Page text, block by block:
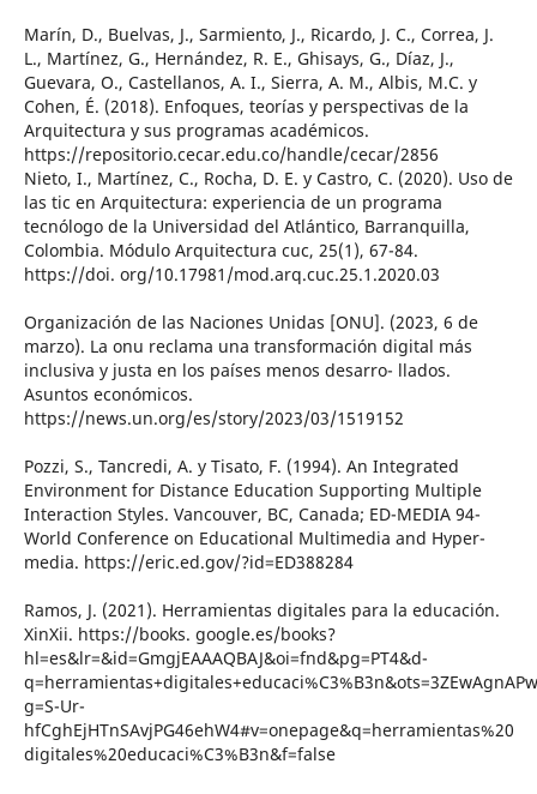
Marín, D., Buelvas, J., Sarmiento, J., Ricardo, J. C., Correa, J.
L., Martínez, G., Hernández, R. E., Ghisays, G., Díaz, J.,
Guevara, O., Castellanos, A. I., Sierra, A. M., Albis, M.C. y
Cohen, É. (2018). Enfoques, teorías y perspectivas de la
Arquitectura y sus programas académicos.
https://repositorio.cecar.edu.co/handle/cecar/2856
Nieto, I., Martínez, C., Rocha, D. E. y Castro, C. (2020). Uso de
las tic en Arquitectura: experiencia de un programa
tecnólogo de la Universidad del Atlántico, Barranquilla,
Colombia. Módulo Arquitectura cuc, 25(1), 67-84.
https://doi. org/10.17981/mod.arq.cuc.25.1.2020.03
Organización de las Naciones Unidas [ONU]. (2023, 6 de
marzo). La onu reclama una transformación digital más
inclusiva y justa en los países menos desarro- llados.
Asuntos económicos.
https://news.un.org/es/story/2023/03/1519152
Pozzi, S., Tancredi, A. y Tisato, F. (1994). An Integrated
Environment for Distance Education Supporting Multiple
Interaction Styles. Vancouver, BC, Canada; ED-MEDIA 94-
World Conference on Educational Multimedia and Hyper-
media. https://eric.ed.gov/?id=ED388284
Ramos, J. (2021). Herramientas digitales para la educación.
XinXii. https://books. google.es/books?
hl=es&lr=&id=GmgjEAAAQBAJ&oi=fnd&pg=PT4&d-
g=S-Ur-
hfCghEjHTnSAvjPG46ehW4#v=onepage&q=herramientas%20
digitales%20educaci%C3%B3n&f=false